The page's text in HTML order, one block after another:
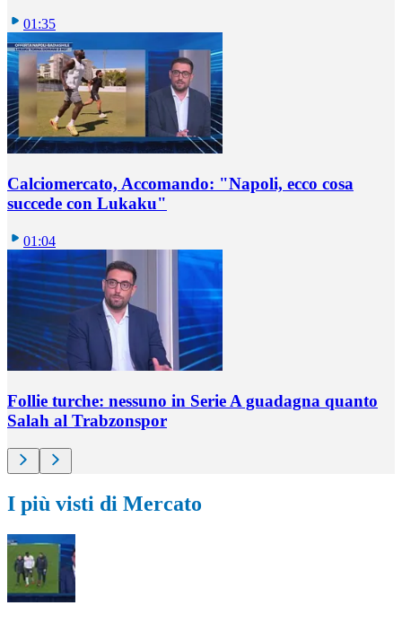
01:35
Calciomercato, Accomando: "Napoli, ecco cosa
succede con Lukaku"
01:04
Follie turche: nessuno in Serie A guadagna quanto
Salah al Trabzonspor
I più visti di Mercato